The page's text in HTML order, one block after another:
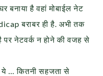
बनाया है वहां मोबाईल नेट
बराबर ही है. अभी तक
पर नेटवर्क न होने की वजह से
ये … कितनी सहजता से